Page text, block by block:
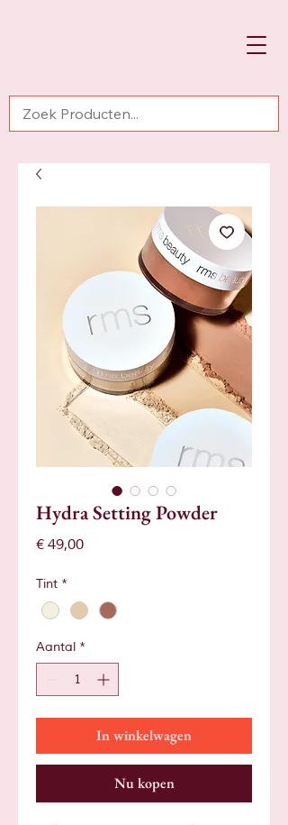
Hydra Setting Powder
€ 49,00Prijs
Tint *
Aantal *
In winkelwagen
Nu kopen